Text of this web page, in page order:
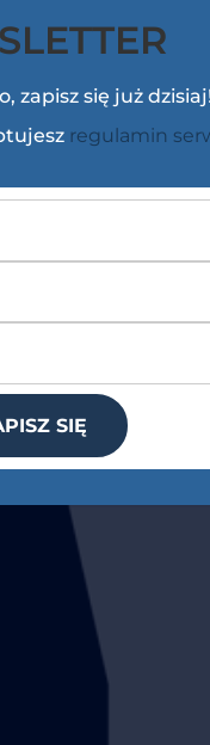
zapisz się już dzisiaj!
regulamin
SIĘ